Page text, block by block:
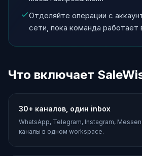
Отделяйте операции с
сети, пока команда работает
Что включает
30+ каналов, один inbox
WhatsApp, Telegram, Instagram,
каналы в одном workspace.